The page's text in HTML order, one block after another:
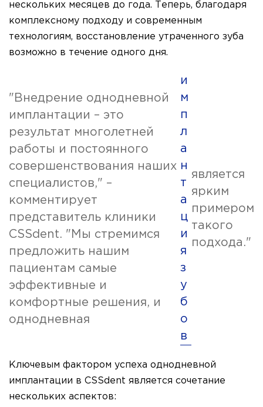
нескольких месяцев до года. Теперь, благодаря
комплексному подходу и современным
технологиям, восстановление утраченного зуба
возможно в течение одного дня.
"Внедрение однодневной
имплантации – это
результат многолетней
работы и постоянного
совершенствования наших
специалистов," –
комментирует
представитель клиники
CSSdent. "Мы стремимся
предложить нашим
пациентам самые
эффективные и
комфортные решения, и
однодневная
и
м
п
л
а
н
т
а
ц
и
я
з
у
б
о
в
является
ярким
примером
такого
подхода."
Ключевым фактором успеха однодневной
имплантации в CSSdent является сочетание
нескольких аспектов: